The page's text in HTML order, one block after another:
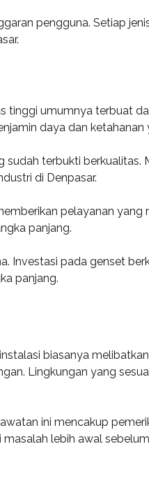
pengguna. Setiap
tinggi umumnya terbuat
daya dan ketahanan
sudah terbukti berkualitas.
di Denpasar.
pelayanan yang
panjang.
Investasi pada genset
panjang.
biasanya
Lingkungan yang
ini mencakup
lebih awal